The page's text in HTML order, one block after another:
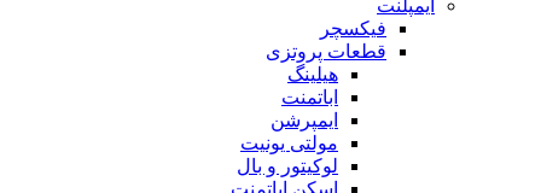
ایمپلنت
فیکسچر
قطعات پروتزی
هیلینگ
اباتمنت
ایمپرشن
مولتی یونیت
لوکیتور و بال